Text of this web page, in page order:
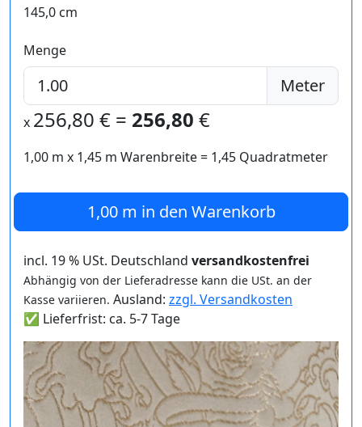
145,0 cm
Menge
Meter
x 256,80 € = 256,80 €
1,00 m x 1,45 m Warenbreite = 1,45 Quadratmeter
1,00 m in den Warenkorb
incl. 19 % USt. Deutschland versandkostenfrei
Abhängig von der Lieferadresse kann die USt. an der
Kasse variieren. Ausland: zzgl. Versandkosten
✅ Lieferfrist: ca. 5-7 Tage